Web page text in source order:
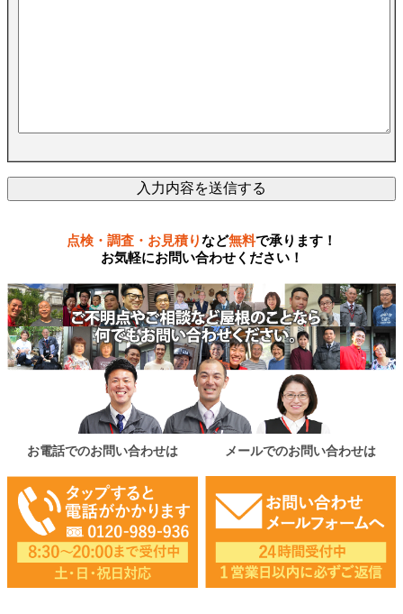
点検・調査・お見積りなど無料で承ります！
お気軽にお問い合わせください！
お電話でのお問い合わせは メールでのお問い合わせは